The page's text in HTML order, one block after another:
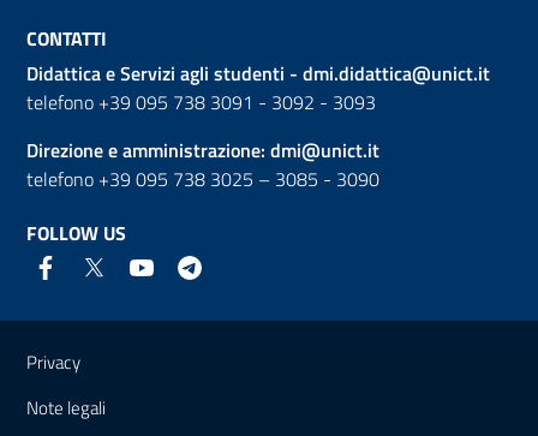
CONTATTI
Didattica e Servizi agli studenti - dmi.didattica@unict.it
telefono +39 095 738 3091 - 3092 - 3093
Direzione e amministrazione: dmi@unict.it
telefono +39 095 738 3025 – 3085 - 3090
FOLLOW US
Useful links and information
Privacy
Note legali